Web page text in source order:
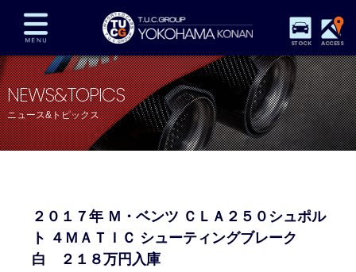
STOCK ACCESS
在庫車両情報 保証&サービス パーツリスト
TUCとは？ 店舗情報 アクセスマップ
全国納車 特別作業 注文販売
プライバシーポリシー スタッフblog 納車blog
NEWS&TOPICS
ニュース&トピックス
２０１７年 Ｍ・ベンツ ＣＬＡ２５０シュポル
ト ４ＭＡＴＩＣ シューティングブレーク
白 ２１８万円入庫